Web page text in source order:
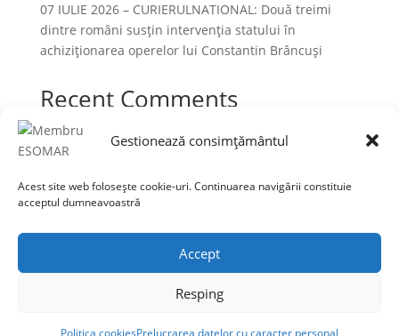
Gestionează consimțământul
Acest site web folosește cookie-uri. Continuarea navigării constituie
acceptul dumneavoastră
Accept
Resping
Politica cookiesPrelucrarea datelor cu caracter personal
07 IULIE 2026 – CURIERULNATIONAL: Două treimi
dintre români susțin intervenția statului în
achiziționarea operelor lui Constantin Brâncuși
Recent Comments
Niciun comentariu de arătat.
Prelucrarea datelor cu caracter personal
Politica cookies
©INSCOP Research